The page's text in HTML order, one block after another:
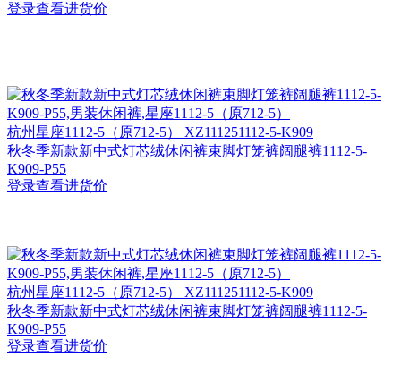
登录查看进货价
杭州星座1112-5（原712-5） XZ111251112-5-K909
秋冬季新款新中式灯芯绒休闲裤束脚灯笼裤阔腿裤1112-5-
K909-P55
登录查看进货价
杭州星座1112-5（原712-5） XZ111251112-5-K909
秋冬季新款新中式灯芯绒休闲裤束脚灯笼裤阔腿裤1112-5-
K909-P55
登录查看进货价